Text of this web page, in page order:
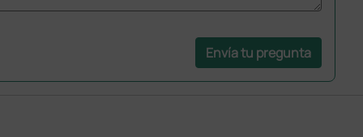
Envía tu pregunta